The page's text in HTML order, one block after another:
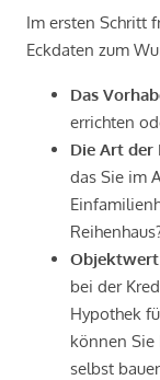
Im ersten Schritt
Eckdaten zum
Das
errichten
Die Art
das Sie im
Objektwert
bei der
Hypothek
können Sie
selbst